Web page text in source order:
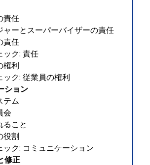
責任
ャーとスーパーバイザーの責任
責任
ック: 責任
権利
ック: 従業員の権利
ション
テム
会
ること
役割
ック: コミュニケーション
修正